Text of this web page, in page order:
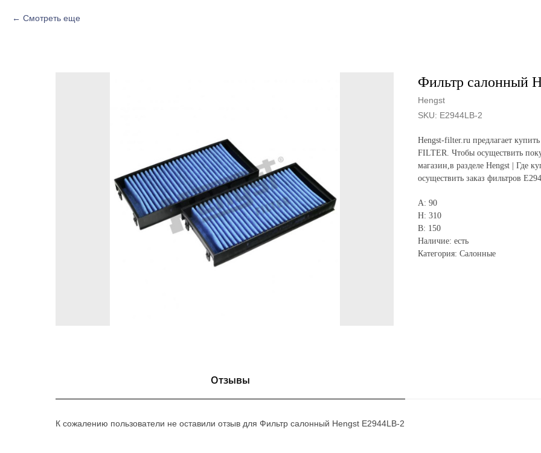
Смотреть еще
Фильтр салонный
Hengst
SKU: E2944LB-2
Hengst-filter.ru предлагает
FILTER. Чтобы осуществить
магазин,в разделе Hengst | Где
осуществить заказ фильтров
A: 90
H: 310
B: 150
Наличие: есть
Категория: Салонные
Отзывы
К сожалению пользователи не оставили отзыв для Фильтр салонный Hengst E2944LB-2